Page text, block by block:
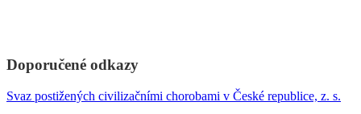
Doporučené odkazy
Svaz postižených civilizačními chorobami v České republice, z. s.